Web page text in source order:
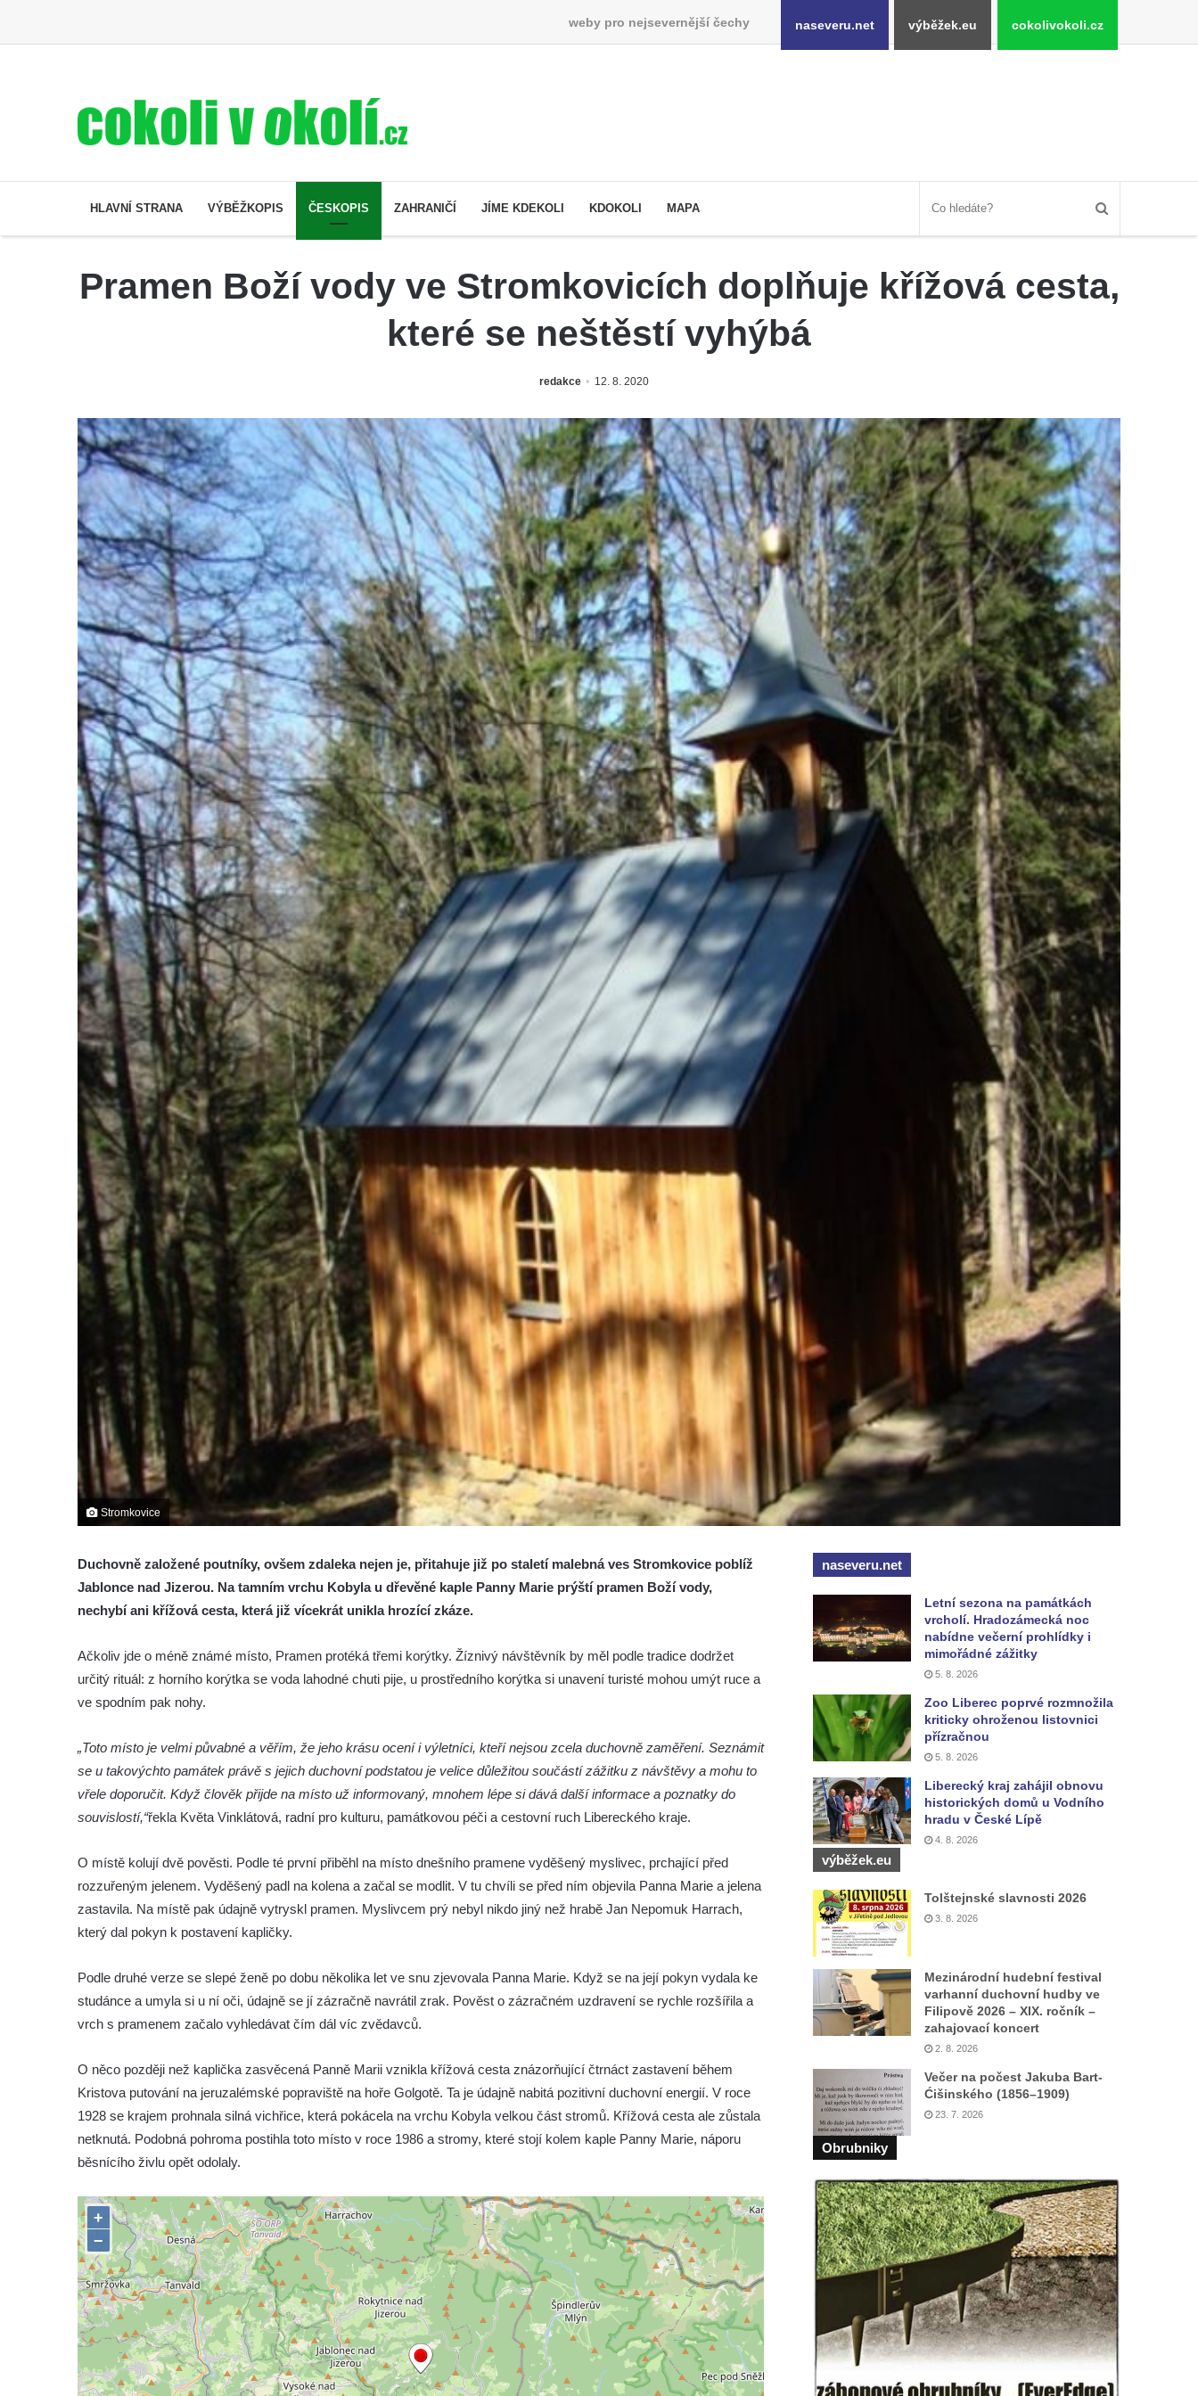
weby pro nejsevernější čechy naseveru.net výběžek.eu cokolivokoli.cz
HLAVNÍ STRANA VÝBĚŽKOPIS ČESKOPIS ZAHRANIČÍ JÍME KDEKOLI KDOKOLI MAPA
Pramen Boží vody ve Stromkovicích doplňuje křížová cesta,
které se neštěstí vyhýbá
redakce 12. 8. 2020
Stromkovice
Duchovně založené poutníky, ovšem zdaleka nejen je, přitahuje již po staletí malebná ves Stromkovice poblíž
Jablonce nad Jizerou. Na tamním vrchu Kobyla u dřevěné kaple Panny Marie prýští pramen Boží vody,
nechybí ani křížová cesta, která již vícekrát unikla hrozící zkáze.
Ačkoliv jde o méně známé místo, Pramen protéká třemi korýtky. Žíznivý návštěvník by měl podle tradice dodržet
určitý rituál: z horního korýtka se voda lahodné chuti pije, u prostředního korýtka si unavení turisté mohou umýt ruce a
ve spodním pak nohy.
„Toto místo je velmi půvabné a věřím, že jeho krásu ocení i výletníci, kteří nejsou zcela duchovně zaměření. Seznámit
se u takovýchto památek právě s jejich duchovní podstatou je velice důležitou součástí zážitku z návštěvy a mohu to
vřele doporučit. Když člověk přijde na místo už informovaný, mnohem lépe si dává další informace a poznatky do
souvislostí,“řekla Květa Vinklátová, radní pro kulturu, památkovou péči a cestovní ruch Libereckého kraje.
O místě kolují dvě pověsti. Podle té první přiběhl na místo dnešního pramene vyděšený myslivec, prchající před
rozzuřeným jelenem. Vyděšený padl na kolena a začal se modlit. V tu chvíli se před ním objevila Panna Marie a jelena
zastavila. Na místě pak údajně vytryskl pramen. Myslivcem prý nebyl nikdo jiný než hrabě Jan Nepomuk Harrach,
který dal pokyn k postavení kapličky.
Podle druhé verze se slepé ženě po dobu několika let ve snu zjevovala Panna Marie. Když se na její pokyn vydala ke
studánce a umyla si u ní oči, údajně se jí zázračně navrátil zrak. Pověst o zázračném uzdravení se rychle rozšířila a
vrch s pramenem začalo vyhledávat čím dál víc zvědavců.
O něco později než kaplička zasvěcená Panně Marii vznikla křížová cesta znázorňující čtrnáct zastavení během
Kristova putování na jeruzalémské popraviště na hoře Golgotě. Ta je údajně nabitá pozitivní duchovní energií. V roce
1928 se krajem prohnala silná vichřice, která pokácela na vrchu Kobyla velkou část stromů. Křížová cesta ale zůstala
netknutá. Podobná pohroma postihla toto místo v roce 1986 a stromy, které stojí kolem kaple Panny Marie, náporu
běsnícího živlu opět odolaly.
naseveru.net
Letní sezona na památkách
vrcholí. Hradozámecká noc
nabídne večerní prohlídky i
mimořádné zážitky
5. 8. 2026
Zoo Liberec poprvé rozmnožila
kriticky ohroženou listovnici
přízračnou
5. 8. 2026
Liberecký kraj zahájil obnovu
historických domů u Vodního
hradu v České Lípě
4. 8. 2026
výběžek.eu
Tolštejnské slavnosti 2026
3. 8. 2026
Mezinárodní hudební festival
varhanní duchovní hudby ve
Filipově 2026 – XIX. ročník –
zahajovací koncert
2. 8. 2026
Večer na počest Jakuba Bart-
Ćišinského (1856–1909)
23. 7. 2026
Obrubniky